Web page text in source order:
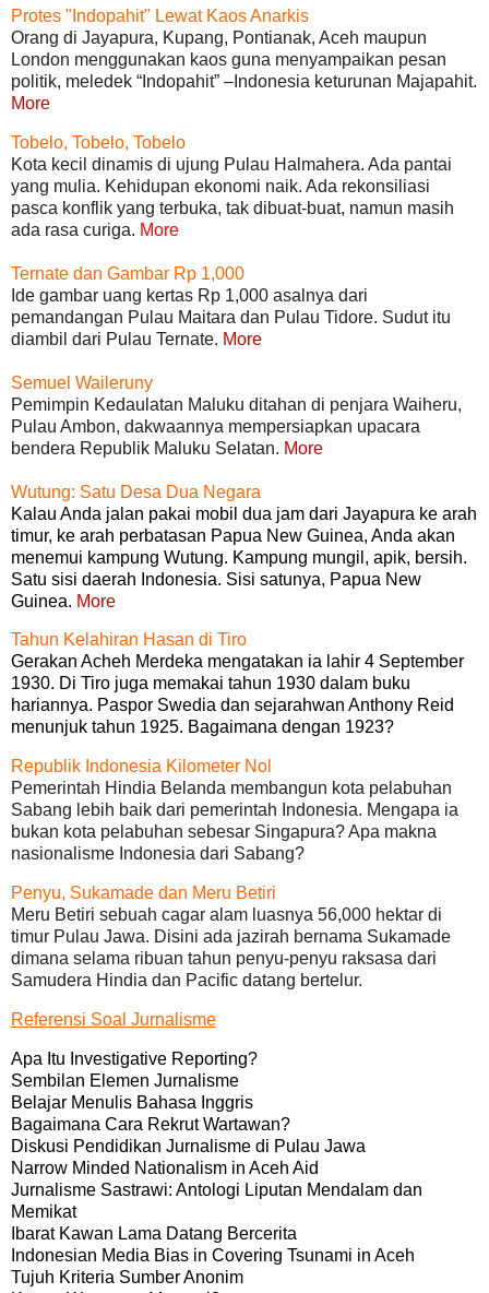
Protes "Indopahit" Lewat Kaos Anarkis
Orang di Jayapura, Kupang, Pontianak, Aceh maupun
London menggunakan kaos guna menyampaikan pesan
politik, meledek “Indopahit” –Indonesia keturunan Majapahit.
More
Tobelo, Tobelo, Tobelo
Kota kecil dinamis di ujung Pulau Halmahera. Ada pantai
yang mulia. Kehidupan ekonomi naik. Ada rekonsiliasi
pasca konflik yang terbuka, tak dibuat-buat, namun masih
ada rasa curiga. More
Ternate dan Gambar Rp 1,000
Ide gambar uang kertas Rp 1,000 asalnya dari
pemandangan Pulau Maitara dan Pulau Tidore. Sudut itu
diambil dari Pulau Ternate. More
Semuel Waileruny
Pemimpin Kedaulatan Maluku ditahan di penjara Waiheru,
Pulau Ambon, dakwaannya mempersiapkan upacara
bendera Republik Maluku Selatan. More
Wutung: Satu Desa Dua Negara
Kalau Anda jalan pakai mobil dua jam dari Jayapura ke arah
timur, ke arah perbatasan Papua New Guinea, Anda akan
menemui kampung Wutung. Kampung mungil, apik, bersih.
Satu sisi daerah Indonesia. Sisi satunya, Papua New
Guinea. More
Tahun Kelahiran Hasan di Tiro
Gerakan Acheh Merdeka mengatakan ia lahir 4 September
1930. Di Tiro juga memakai tahun 1930 dalam buku
hariannya. Paspor Swedia dan sejarahwan Anthony Reid
menunjuk tahun 1925. Bagaimana dengan 1923?
Republik Indonesia Kilometer Nol
Pemerintah Hindia Belanda membangun kota pelabuhan
Sabang lebih baik dari pemerintah Indonesia. Mengapa ia
bukan kota pelabuhan sebesar Singapura? Apa makna
nasionalisme Indonesia dari Sabang?
Penyu, Sukamade dan Meru Betiri
Meru Betiri sebuah cagar alam luasnya 56,000 hektar di
timur Pulau Jawa. Disini ada jazirah bernama Sukamade
dimana selama ribuan tahun penyu-penyu raksasa dari
Samudera Hindia dan Pacific datang bertelur.
Referensi Soal Jurnalisme
Apa Itu Investigative Reporting?
Sembilan Elemen Jurnalisme
Belajar Menulis Bahasa Inggris
Bagaimana Cara Rekrut Wartawan?
Diskusi Pendidikan Jurnalisme di Pulau Jawa
Narrow Minded Nationalism in Aceh Aid
Jurnalisme Sastrawi: Antologi Liputan Mendalam dan
Memikat
Ibarat Kawan Lama Datang Bercerita
Indonesian Media Bias in Covering Tsunami in Aceh
Tujuh Kriteria Sumber Anonim